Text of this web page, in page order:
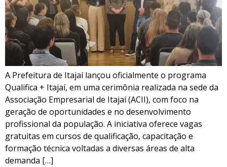
A Prefeitura de Itajaí lançou oficialmente o programa
Qualifica + Itajaí, em uma cerimônia realizada na sede da
Associação Empresarial de Itajaí (ACII), com foco na
geração de oportunidades e no desenvolvimento
profissional da população. A iniciativa oferece vagas
gratuitas em cursos de qualificação, capacitação e
formação técnica voltadas a diversas áreas de alta
demanda […]